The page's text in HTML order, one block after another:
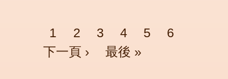
Pagination
頁面
1 頁面
2 頁面
3 頁面
4 頁面
5 頁面
6
下一頁 ›
Last page
最後 »